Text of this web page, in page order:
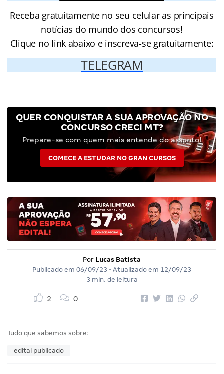
Receba gratuitamente no seu celular as principais
notícias do mundo dos concursos!
Clique no link abaixo e inscreva-se gratuitamente:
TELEGRAM
QUER CONQUISTAR A SUA APROVAÇÃO NO
CONCURSO CRECI MT?
Prepare-se com quem mais entende do assunto!
COMECE A ESTUDAR NO GRAN CURSOS
Por Lucas Batista
Publicado em 06/09/23 • Atualizado em 12/09/23
3 min. de leitura
2 0
Tudo que sabemos sobre:
edital publicado